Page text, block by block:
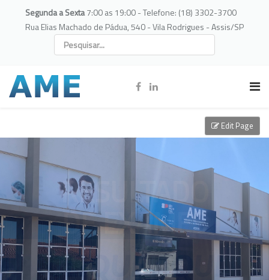
Segunda a Sexta7:00 as 19:00 - Telefone: (18) 3302-3700
Rua Elias Machado de Pádua, 540 - Vila Rodrigues - Assis/SP
Edit Page